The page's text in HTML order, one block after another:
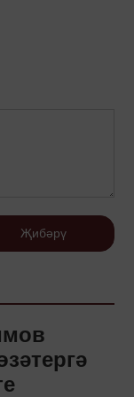
Җибәрү